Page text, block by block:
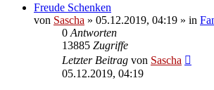
Freude Schenken
von Sascha » 05.12.2019, 04:19 » in
0 Antworten
13885 Zugriffe
Letzter Beitrag von Sascha
05.12.2019, 04:19